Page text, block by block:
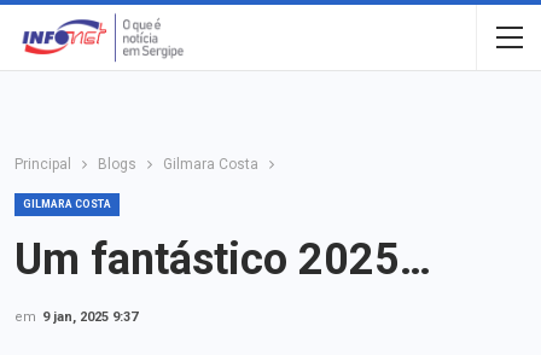
Principal Blogs Gilmara Costa
GILMARA COSTA
Um fantástico 2025…
em 9 jan, 2025 9:37